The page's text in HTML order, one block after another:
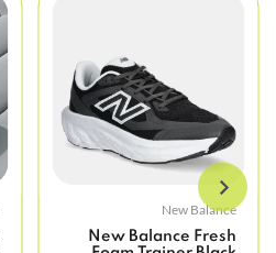
New Balance
New Balance Fresh